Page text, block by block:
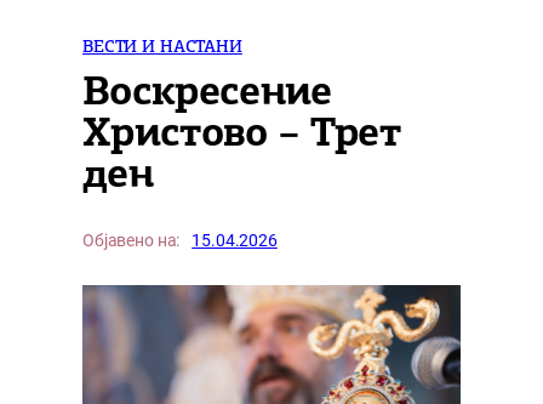
ВЕСТИ И НАСТАНИ
Воскресение
Христово – Трет
ден
Објавено на: 15.04.2026